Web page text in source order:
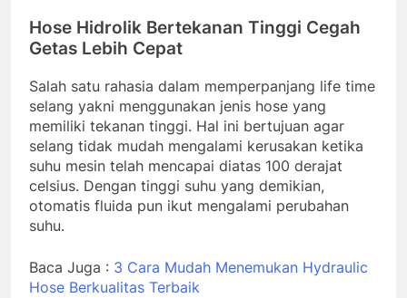
Hose Hidrolik Bertekanan Tinggi Cegah
Getas Lebih Cepat
Salah satu rahasia dalam memperpanjang life time
selang yakni menggunakan jenis hose yang
memiliki tekanan tinggi. Hal ini bertujuan agar
selang tidak mudah mengalami kerusakan ketika
suhu mesin telah mencapai diatas 100 derajat
celsius. Dengan tinggi suhu yang demikian,
otomatis fluida pun ikut mengalami perubahan
suhu.
Baca Juga : 3 Cara Mudah Menemukan Hydraulic
Hose Berkualitas Terbaik